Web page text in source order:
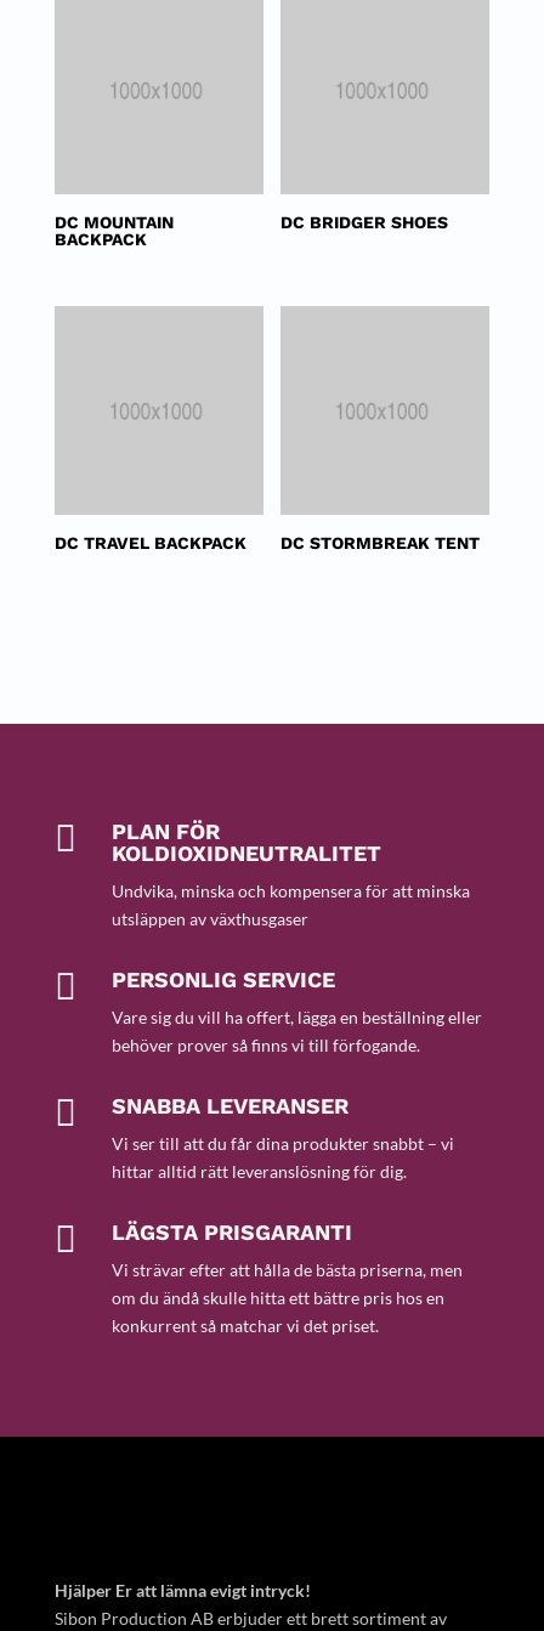
DC MOUNTAIN
BACKPACK
DC BRIDGER SHOES
DC TRAVEL BACKPACK DC STORMBREAK TENT

PLAN FÖR
KOLDIOXIDNEUTRALITET
Undvika, minska och kompensera för att minska
utsläppen av växthusgaser
 PERSONLIG SERVICE
Vare sig du vill ha offert, lägga en beställning eller
behöver prover så finns vi till förfogande.
 SNABBA LEVERANSER
Vi ser till att du får dina produkter snabbt – vi
hittar alltid rätt leveranslösning för dig.
 LÄGSTA PRISGARANTI
Vi strävar efter att hålla de bästa priserna, men
om du ändå skulle hitta ett bättre pris hos en
konkurrent så matchar vi det priset.
Hjälper Er att lämna evigt intryck!
Sibon Production AB erbjuder ett brett sortiment av